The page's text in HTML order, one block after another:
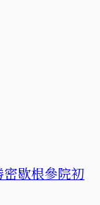
歇根參院初